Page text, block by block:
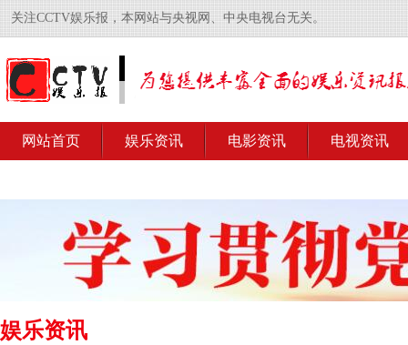
关注CCTV娱乐报，本网站与央视网、中央电视台无关。
网站首页 娱乐资讯 电影资讯 电视资讯
娱乐资讯